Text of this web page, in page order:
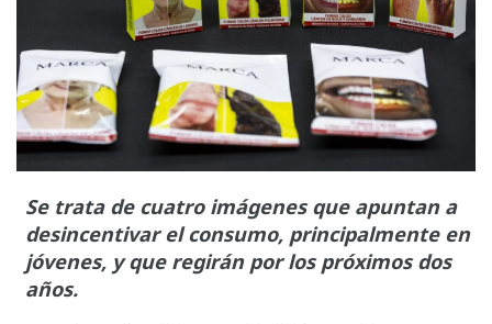
Se trata de cuatro imágenes que apuntan a
desincentivar el consumo, principalmente en
jóvenes, y que regirán por los próximos dos
años.